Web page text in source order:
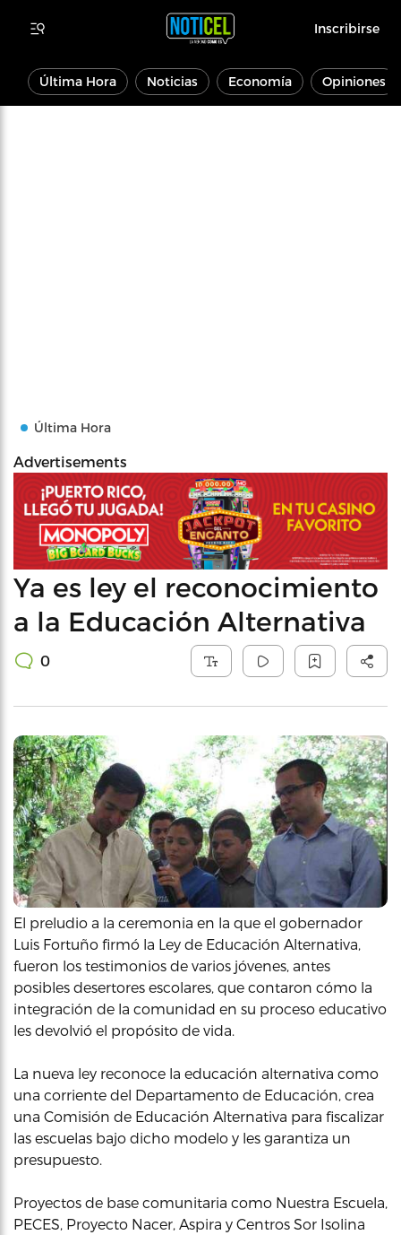
Inscribirse
Última Hora Noticias Economía Opiniones
Última Hora
Advertisements
Ya es ley el reconocimiento
a la Educación Alternativa
0
El preludio a la ceremonia en la que el gobernador
Luis Fortuño firmó la Ley de Educación Alternativa,
fueron los testimonios de varios jóvenes, antes
posibles desertores escolares, que contaron cómo la
integración de la comunidad en su proceso educativo
les devolvió el propósito de vida.
La nueva ley reconoce la educación alternativa como
una corriente del Departamento de Educación, crea
una Comisión de Educación Alternativa para fiscalizar
las escuelas bajo dicho modelo y les garantiza un
presupuesto.
Proyectos de base comunitaria como Nuestra Escuela,
PECES, Proyecto Nacer, Aspira y Centros Sor Isolina